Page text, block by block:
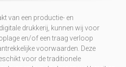
van een productie- en
drukkerij, kunnen wij voor
en/of een traag verloop
voorwaarden. Deze
voor de traditionele